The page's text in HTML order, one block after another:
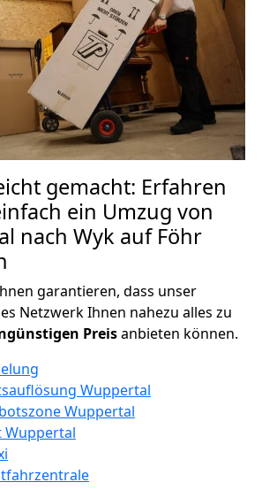
gemacht: Erfahren
ein Umzug von
nach Wyk auf Föhr
garantieren, dass unser
Netzwerk Ihnen nahezu alles zu
Preisanbieten können.
Wuppertal
Wuppertal